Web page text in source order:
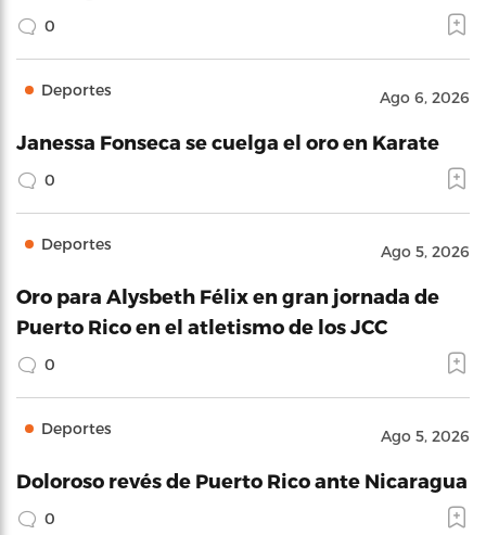
0
Deportes Ago 6, 2026
Janessa Fonseca se cuelga el oro en Karate
0
Deportes Ago 5, 2026
Oro para Alysbeth Félix en gran jornada de
Puerto Rico en el atletismo de los JCC
0
Deportes Ago 5, 2026
Doloroso revés de Puerto Rico ante Nicaragua
0